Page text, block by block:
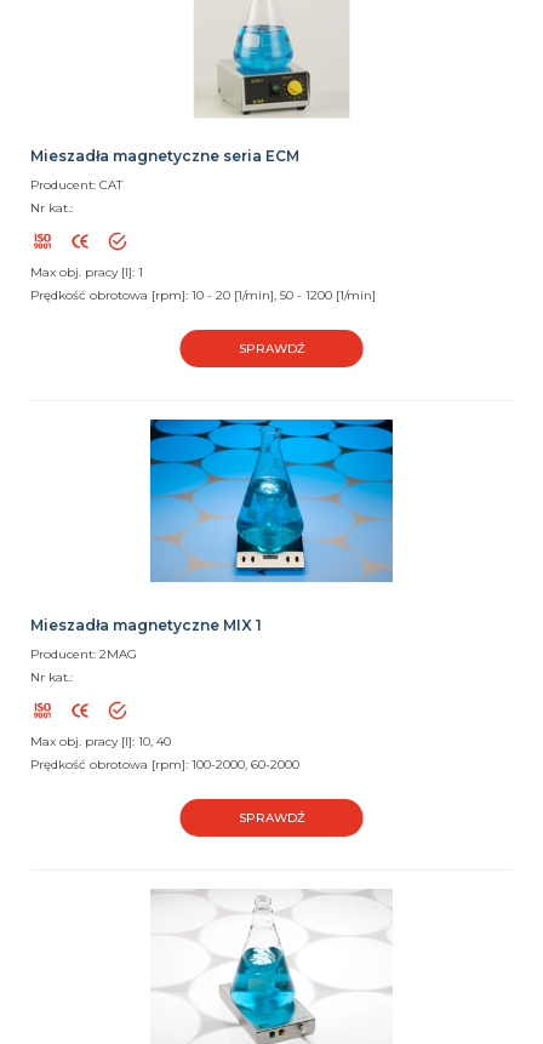
Mieszadła magnetyczne seria ECM
Producent: CAT
Nr kat.:
Max obj. pracy [l]: 1
Prędkość obrotowa [rpm]: 10 - 20 [1/min], 50 - 1200 [1/min]
SPRAWDŹ
Mieszadła magnetyczne MIX 1
Producent: 2MAG
Nr kat.:
Max obj. pracy [l]: 10, 40
Prędkość obrotowa [rpm]: 100-2000, 60-2000
SPRAWDŹ